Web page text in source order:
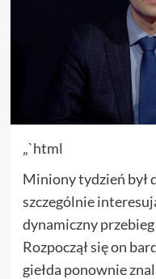
„`html
Miniony tydzień był
szczególnie
dynamiczny
Rozpoczął się on
giełda ponownie